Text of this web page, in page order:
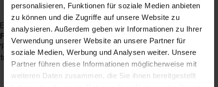
personalisieren, Funktionen für soziale Medien anbieten
zu können und die Zugriffe auf unsere Website zu
analysieren. Außerdem geben wir Informationen zu Ihrer
Verwendung unserer Website an unsere Partner für
soziale Medien, Werbung und Analysen weiter. Unsere
Partner führen diese Informationen möglicherweise mit
weiteren Daten zusammen, die Sie ihnen bereitgestellt
Zurück zur Artikelübersicht
Es wurde kein Artikel zu Ihrer Anfrage gefunden
Fatal error
: Uncaught Exception: Serialization of
'ReflectionProperty' is not allowed in [no active file]:0 Stack
trace: #0 {main} thrown in[no active file]on line0